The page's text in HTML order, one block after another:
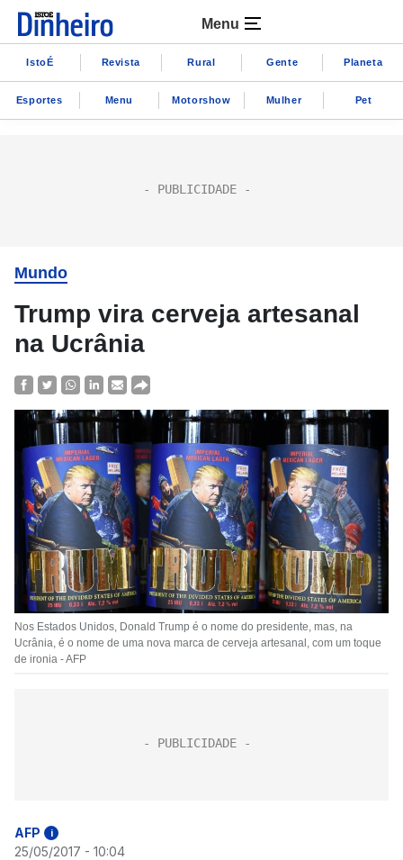
Menu
IstoÉ Revista Rural Gente Planeta
Esportes Menu Motorshow Mulher Pet
Mundo
Trump vira cerveja artesanal
na Ucrânia
Nos Estados Unidos, Donald Trump é o nome do presidente, mas, na
Ucrânia, é o nome de uma nova marca de cerveja artesanal, com um toque
de ironia - AFP
AFP i
25/05/2017 - 10:04